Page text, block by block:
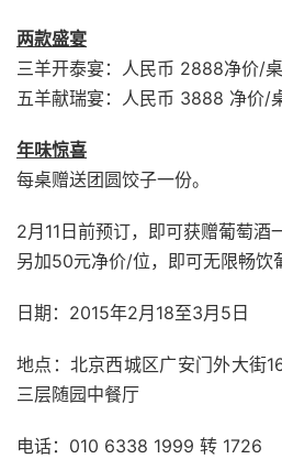
两款盛宴
三羊开泰宴：人民币 2888净价/桌
五羊献瑞宴：人民币 3888 净价/
年味惊喜
每桌赠送团圆饺子一份。
2月11日前预订，即可获赠葡萄酒
另加50元净价/位，即可无限畅饮
日期：2015年2月18至3月5日
地点：北京西城区广安门外大街
三层随园中餐厅
电话：010 6338 1999 转 1726